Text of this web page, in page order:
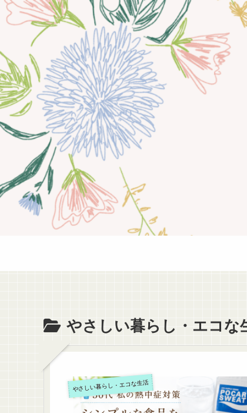
やさしい暮らし・エコな
やさしい暮らし・エコな生活